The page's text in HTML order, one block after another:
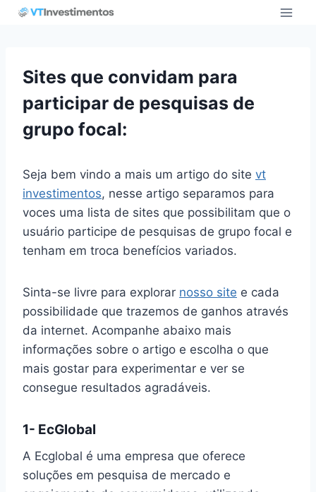
Pular
Conteúdo
Sites que convidam para
participar de pesquisas de
grupo focal:
Seja bem vindo a mais um artigo do site vt
investimentos, nesse artigo separamos para
voces uma lista de sites que possibilitam que o
usuário participe de pesquisas de grupo focal e
tenham em troca benefícios variados.
Sinta-se livre para explorar nosso site e cada
possibilidade que trazemos de ganhos através
da internet. Acompanhe abaixo mais
informações sobre o artigo e escolha o que
mais gostar para experimentar e ver se
consegue resultados agradáveis.
1- EcGlobal
A Ecglobal é uma empresa que oferece
soluções em pesquisa de mercado e